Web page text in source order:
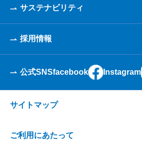
サステナビリティ
採用情報
公式SNSfacebook Instagram
サイトマップ
ご利用にあたって